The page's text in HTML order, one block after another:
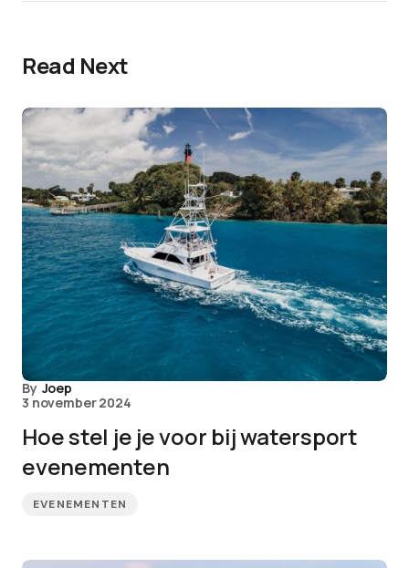
Read Next
By Joep
3 november 2024
Hoe stel je je voor bij watersport
evenementen
EVENEMENTEN